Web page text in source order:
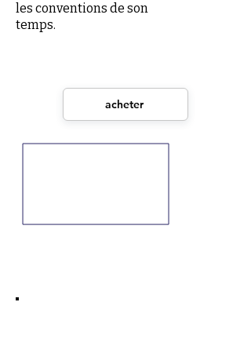
les conventions de son
temps.
acheter